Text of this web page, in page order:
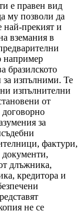
е правен вид
му позволи да
най-прекият и
вземания в
например
бразилското
за изпълними. Те
изпълнителни
от
за
фактури,
документи,
длъжника,
кредитора и
не се